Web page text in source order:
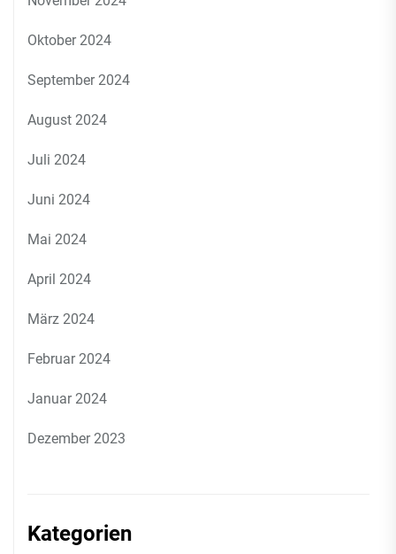
Oktober 2024
September 2024
August 2024
Juli 2024
Juni 2024
Mai 2024
April 2024
März 2024
Februar 2024
Januar 2024
Dezember 2023
Kategorien